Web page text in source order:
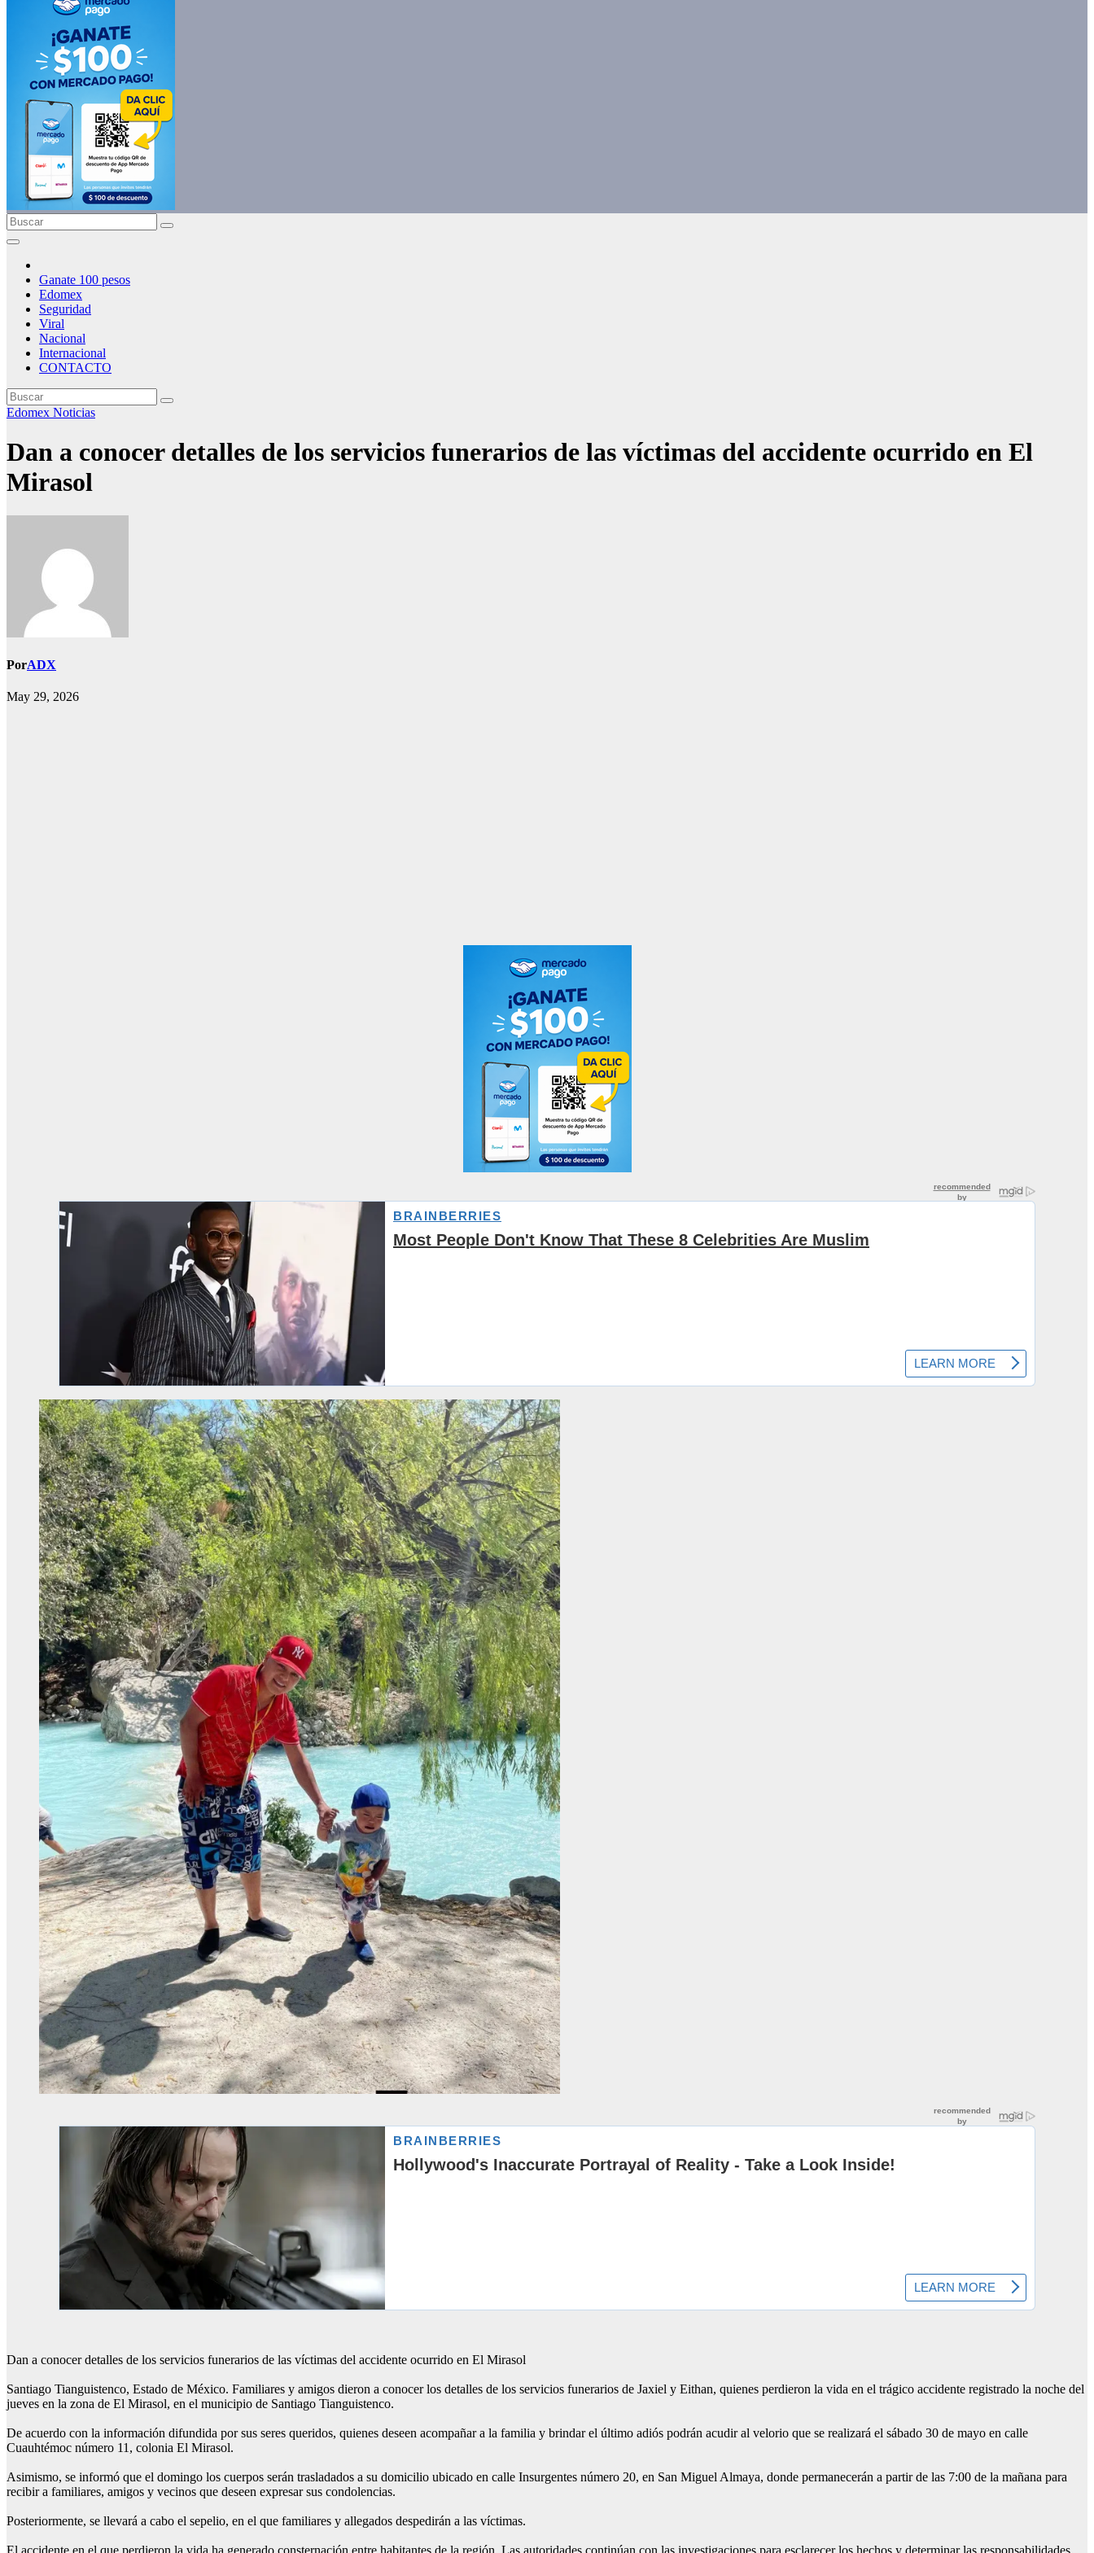
Ganate 100 pesos
Edomex
Seguridad
Viral
Nacional
Internacional
CONTACTO
Edomex Noticias
Dan a conocer detalles de los servicios funerarios de las víctimas del accidente ocurrido en El
Mirasol
PorADX
May 29, 2026
Dan a conocer detalles de los servicios funerarios de las víctimas del accidente ocurrido en El Mirasol
Santiago Tianguistenco, Estado de México. Familiares y amigos dieron a conocer los detalles de los servicios funerarios de Jaxiel y Eithan, quienes perdieron la vida en el trágico accidente registrado la noche del
jueves en la zona de El Mirasol, en el municipio de Santiago Tianguistenco.
De acuerdo con la información difundida por sus seres queridos, quienes deseen acompañar a la familia y brindar el último adiós podrán acudir al velorio que se realizará el sábado 30 de mayo en calle
Cuauhtémoc número 11, colonia El Mirasol.
Asimismo, se informó que el domingo los cuerpos serán trasladados a su domicilio ubicado en calle Insurgentes número 20, en San Miguel Almaya, donde permanecerán a partir de las 7:00 de la mañana para
recibir a familiares, amigos y vecinos que deseen expresar sus condolencias.
Posteriormente, se llevará a cabo el sepelio, en el que familiares y allegados despedirán a las víctimas.